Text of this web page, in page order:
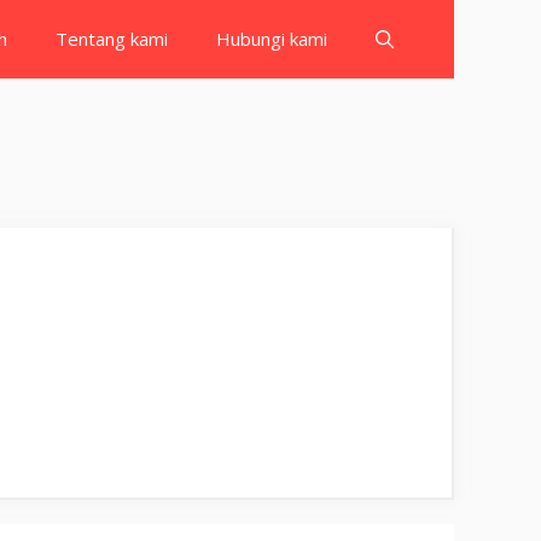
Tentang kami Hubungi kami